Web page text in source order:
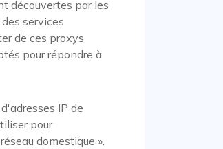
découvertes par les
services
de ces proxys
pour répondre à
d'adresses IP de
pour
domestique ».